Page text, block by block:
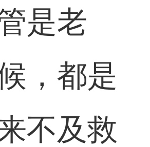
是老
，都是
不及救